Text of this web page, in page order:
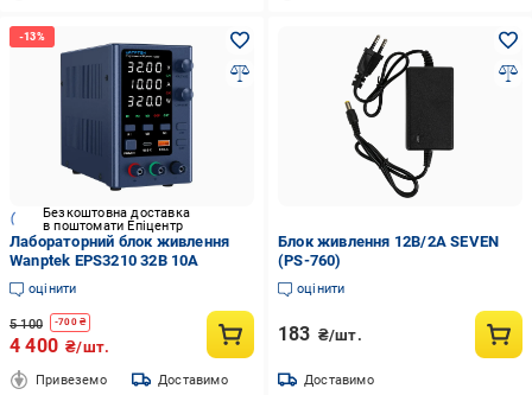
Безкоштовна доставка
в поштомати Епіцентр
Лабораторний блок живлення
Wanptek EPS3210 32В 10А
оцінити
5 100 -700₴
4 400 ₴/шт.
Привеземо Доставимо
Блок живлення 12В/2А SEVEN
(PS-760)
оцінити
183 ₴/шт.
Доставимо